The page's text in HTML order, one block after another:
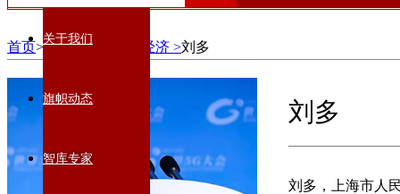
关于我们
旗帜动态
智库专家
首页>智库专家> 数智经济 >刘多
刘多
刘多，上海市人